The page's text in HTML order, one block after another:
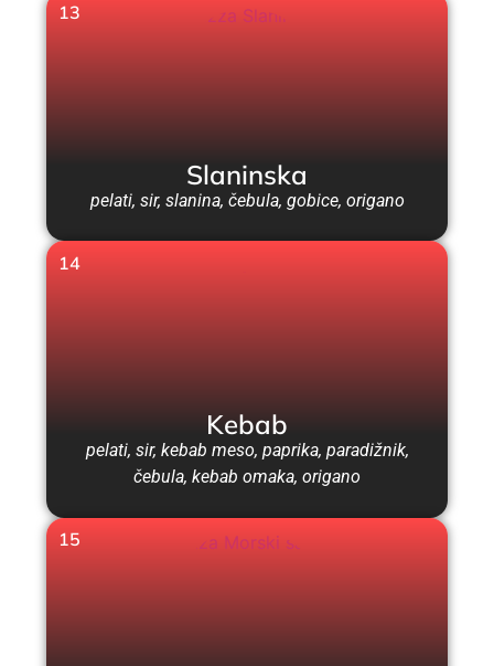
13
Slaninska
pelati, sir, slanina, čebula, gobice, origano
14
Kebab
pelati, sir, kebab meso, paprika, paradižnik,
čebula, kebab omaka, origano
15